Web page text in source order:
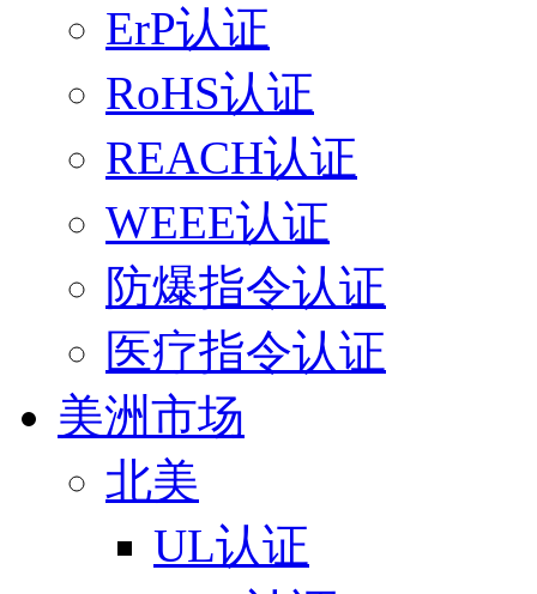
ErP认证
RoHS认证
REACH认证
WEEE认证
防爆指令认证
医疗指令认证
美洲市场
北美
UL认证